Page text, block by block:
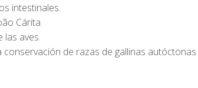
intestinales.
Cárita.
las aves.
conservación de razas de gallinas autóctonas.